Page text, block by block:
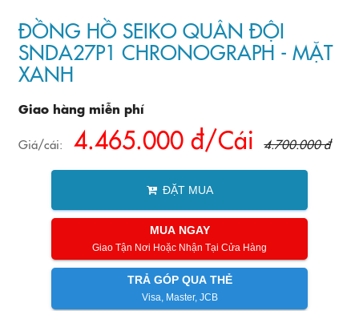
ĐỒNG HỒ SEIKO QUÂN ĐỘI
SNDA27P1 CHRONOGRAPH - MẶT
XANH
Giao hàng miễn phí
Giá/cái: 4.465.000 đ/Cái 4.700.000 đ
ĐẶT MUA
MUA NGAY
Giao Tận Nơi Hoặc Nhận Tại Cửa Hàng
TRẢ GÓP QUA THẺ
Visa, Master, JCB